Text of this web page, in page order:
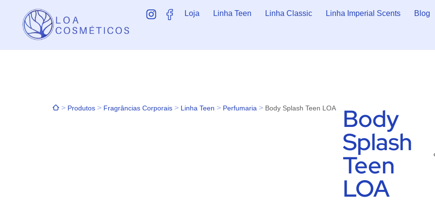
Loja Linha Teen Linha Classic Linha Imperial Scents Blog
> Produtos > Fragrâncias Corporais > Linha Teen > Perfumaria > Body Splash Teen LOA Body
Splash
Teen
LOA